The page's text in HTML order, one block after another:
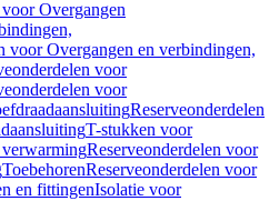
Overgangen
voor Overgangen en verbindingen,
voor
voor
Reserveonderdelen
T-stukken voor
Reserveonderdelen voor
ToebehorenReserveonderdelen voor
en fittingenIsolatie voor